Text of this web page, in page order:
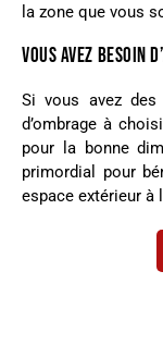
la zone que vous
VOUS AVEZ BESOIN
Si vous avez
d’ombrage à
pour la bonne
primordial pour
espace extérieur à